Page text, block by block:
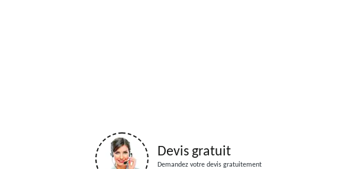
Devis gratuit
Demandez votre devis gratuitement